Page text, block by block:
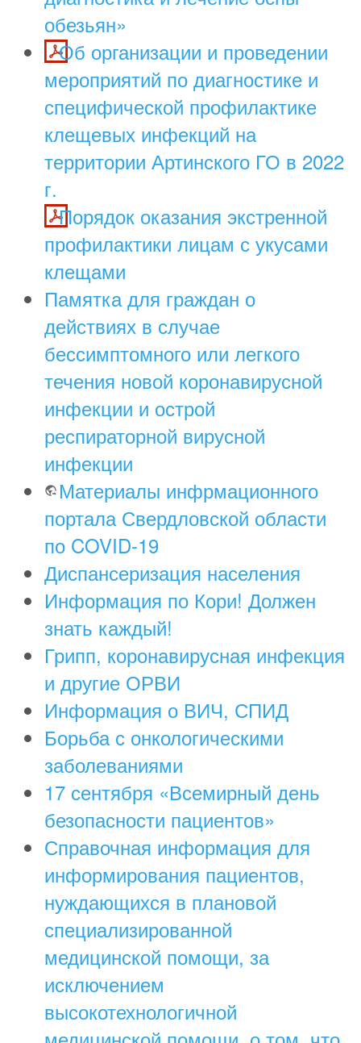
обезьян»
Об организации и проведении
мероприятий по диагностике и
специфической профилактике
клещевых инфекций на
территории Артинского ГО в 2022
г.
Порядок оказания экстренной
профилактики лицам с укусами
клещами
Памятка для граждан о
действиях в случае
бессимптомного или легкого
течения новой коронавирусной
инфекции и острой
респираторной вирусной
инфекции
Материалы инфрмационного
портала Свердловской области
по COVID-19
Диспансеризация населения
Информация по Кори! Должен
знать каждый!
Грипп, коронавирусная инфекция
и другие ОРВИ
Информация о ВИЧ, СПИД
Борьба с онкологическими
заболеваниями
17 сентября «Всемирный день
безопасности пациентов»
Справочная информация для
информирования пациентов,
нуждающихся в плановой
специализированной
медицинской помощи, за
исключением
высокотехнологичной